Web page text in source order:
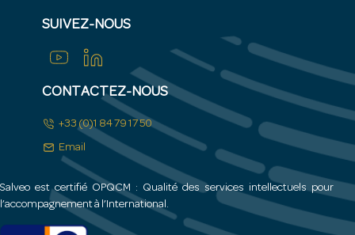
SUIVEZ-NOUS
CONTACTEZ-NOUS
+33 (0)1 84 79 17 50
Email
Salveo est certifié OPQCM : Qualité des services intellectuels pour
l’accompagnement à l’International.